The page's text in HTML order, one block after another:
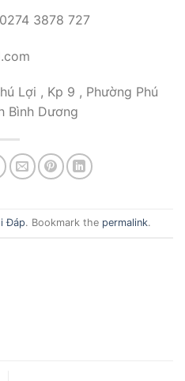
3878 727
Lợi , Kp 9 , Phường Phú
Bình Dương
Đáp. Bookmark the permalink.